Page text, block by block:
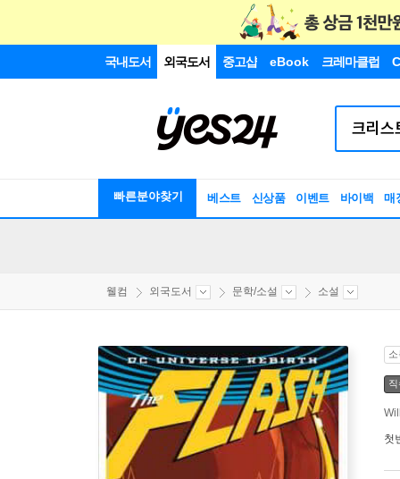
국내도서 외국도서 중고샵 eBook 크레마클럽
빠른분야찾기 베스트 신상품 이벤트 바이백 매
웰컴 외국도서 문학/소설 소설
첫